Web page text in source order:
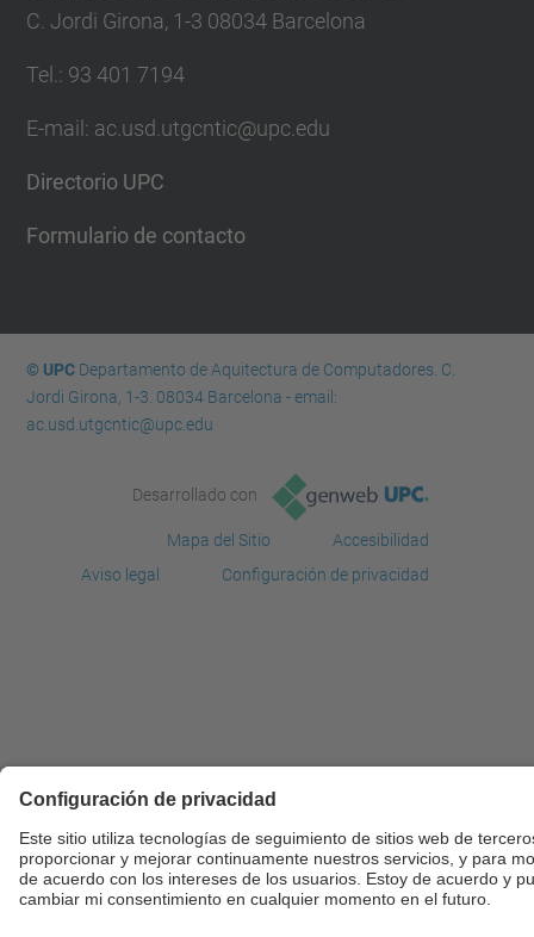
C. Jordi Girona, 1-3 08034 Barcelona
Tel.: 93 401 7194
E-mail: ac.usd.utgcntic@upc.edu
Directorio UPC
Formulario de contacto
© UPCDepartamento de Aquitectura de Computadores. C.
Jordi Girona, 1-3. 08034 Barcelona - email:
ac.usd.utgcntic@upc.edu
Desarrollado con
Mapa del Sitio
Accesibilidad
Aviso legal
Configuración de privacidad